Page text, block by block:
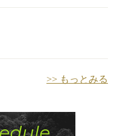
>> もっとみる